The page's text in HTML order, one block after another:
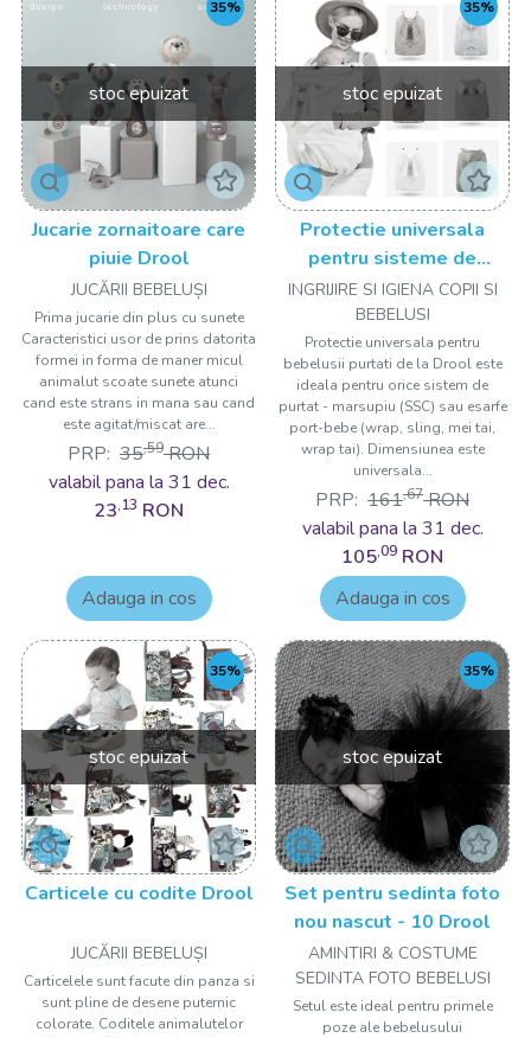
stoc epuizat
35%
Jucarie zornaitoare care
piuie Drool
JUCĂRII BEBELUȘI
Prima jucarie din plus cu sunete
Caracteristici usor de prins datorita
formei in forma de maner micul
animalut scoate sunete atunci
cand este strans in mana sau cand
este agitat/miscat are...
PRP: 35,59 RON
valabil pana la 31 dec.
23,13 RON
Adauga in cos
stoc epuizat
35%
Protectie universala
pentru sisteme de
purtare tip marsupiu
Drool
INGRIJIRE SI IGIENA COPII SI
BEBELUSI
Protectie universala pentru
bebelusii purtati de la Drool este
ideala pentru orice sistem de
purtat - marsupiu (SSC) sau esarfe
port-bebe (wrap, sling, mei tai,
wrap tai). Dimensiunea este
universala...
PRP: 161,67 RON
valabil pana la 31 dec.
105,09 RON
Adauga in cos
stoc epuizat
35%
Carticele cu codite Drool
JUCĂRII BEBELUȘI
Carticelele sunt facute din panza si
sunt pline de desene puternic
colorate. Coditele animalutelor
stoc epuizat
35%
Set pentru sedinta foto
nou nascut - 10 Drool
AMINTIRI & COSTUME
SEDINTA FOTO BEBELUSI
Setul este ideal pentru primele
poze ale bebelusului